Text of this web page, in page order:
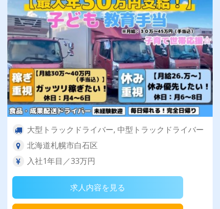
大型トラックドライバー, 中型トラックドライバー
北海道札幌市白石区
入社1年目／33万円
求人内容を見る